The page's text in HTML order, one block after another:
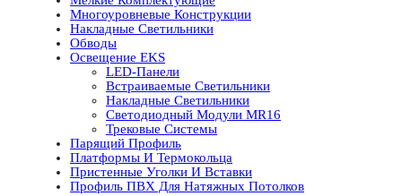
Многоуровневые Конструкции
Накладные Светильники
Обводы
Освещение EKS
LED-Панели
Встраиваемые Светильники
Накладные Светильники
Светодиодный Модули MR16
Трековые Системы
Парящий Профиль
Платформы И Термокольца
Пристенные Уголки И Вставки
Профиль ПВХ Для Натяжных Потолков